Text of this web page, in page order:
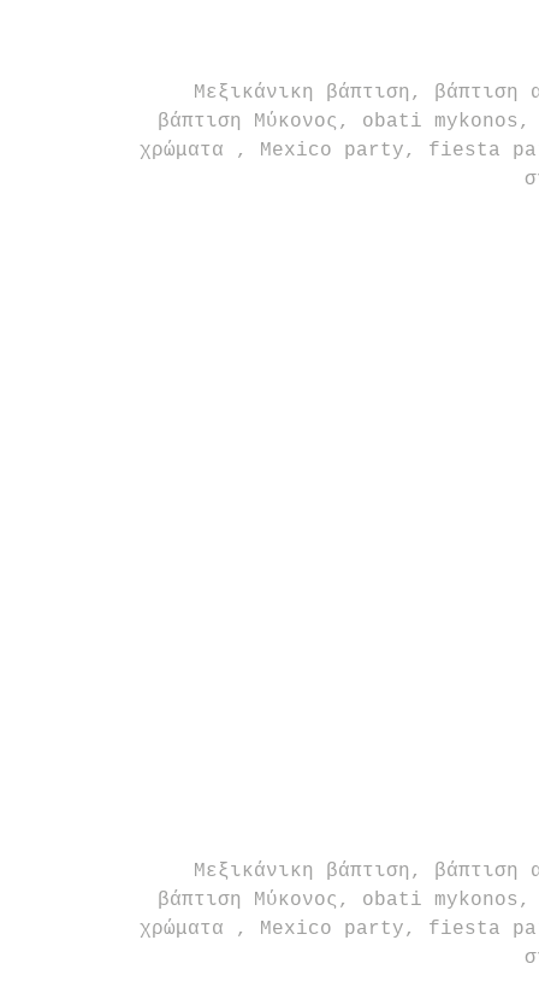
βάπτιση Μύκονος, obati
χρώματα , Mexico party, fiesta
βάπτιση Μύκονος, obati
χρώματα , Mexico party, fiesta